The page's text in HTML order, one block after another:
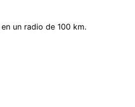
un radio de 100 km.